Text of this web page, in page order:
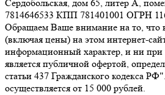
Сердобольская, дом 65, литер А,
7814646533 КПП 781401001 ОГРН
Обращаем Ваше внимание на то, что
(включая цены) на этом интернет-
информационный характер, и ни при
является публичной офертой,
статьи 437 Гражданского кодекса
осуществляется от 15 000 рублей.